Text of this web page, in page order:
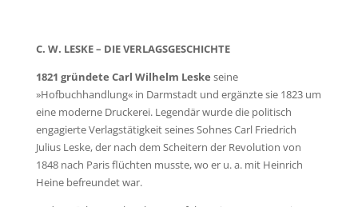
C. W. LESKE – DIE VERLAGSGESCHICHTE
1821 gründete Carl Wilhelm Leske seine
»Hofbuchhandlung« in Darmstadt und ergänzte sie 1823 um
eine moderne Druckerei. Legendär wurde die politisch
engagierte Verlagstätigkeit seines Sohnes Carl Friedrich
Julius Leske, der nach dem Scheitern der Revolution von
1848 nach Paris flüchten musste, wo er u. a. mit Heinrich
Heine befreundet war.